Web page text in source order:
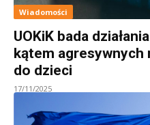
Wiadomości
UOKiK bada
kątem agresywnych
do dzieci
17/11/2025